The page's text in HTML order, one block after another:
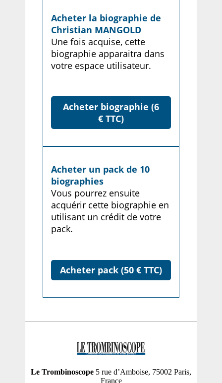
Acheter la biographie de
Christian MANGOLD
Une fois acquise, cette
biographie apparaitra dans
votre espace utilisateur.
Acheter biographie (6
€ TTC)
Acheter un pack de 10
biographies
Vous pourrez ensuite
acquérir cette biographie en
utilisant un crédit de votre
pack.
Acheter pack (50 € TTC)
Le Trombinoscope 5 rue d’Amboise, 75002 Paris,
France